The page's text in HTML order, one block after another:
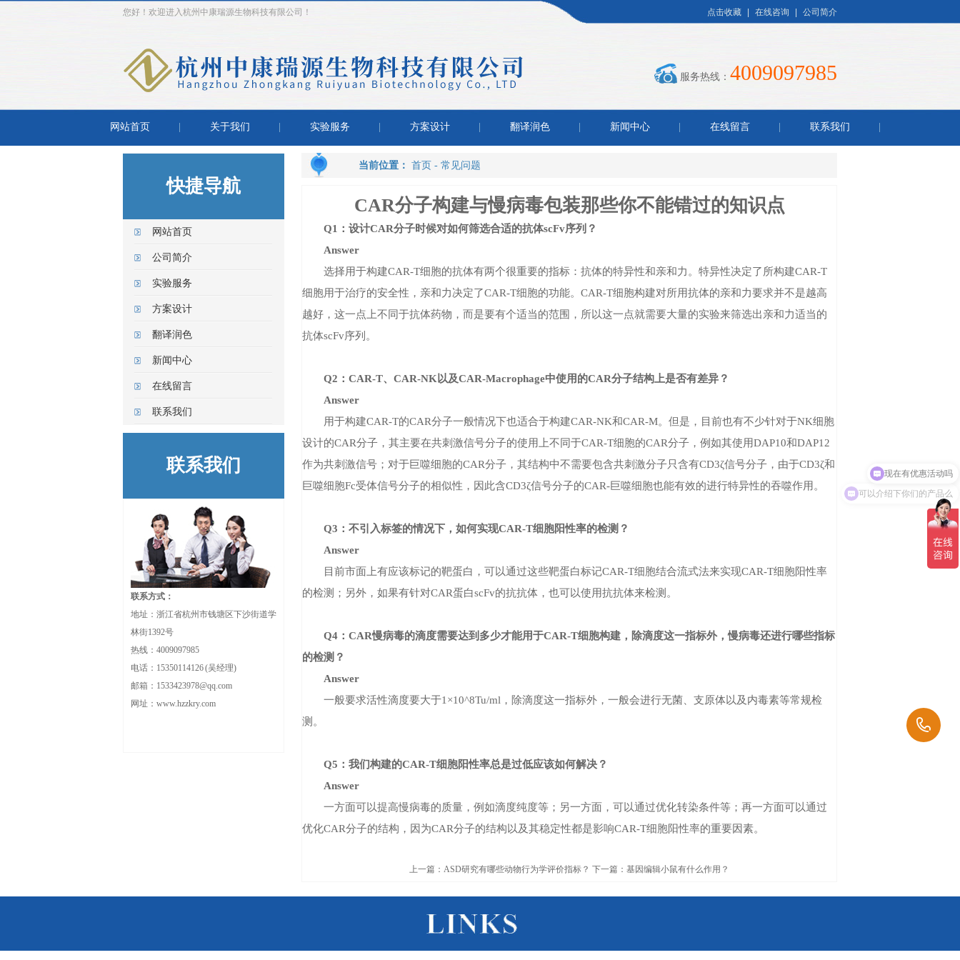
点击收藏 在线咨询 公司简介
您好！欢迎进入杭州中康瑞源生物科技有限公司！
服务热线： 4009097985
网站首页 关于我们 实验服务 方案设计 翻译润色 新闻中心 在线留言 联系我们
快捷导航
网站首页
公司简介
实验服务
方案设计
翻译润色
新闻中心
在线留言
联系我们
联系我们
联系方式：
地址：浙江省杭州市钱塘区下沙街道学
林街1392号
热线：4009097985
电话：15350114126 (吴经理)
邮箱：1533423978@qq.com
网址：www.hzzkry.com
当前位置： 首页 - 常见问题
CAR分子构建与慢病毒包装那些你不能错过的知识点
Q1：设计CAR分子时候对如何筛选合适的抗体scFv序列？
Answer
选择用于构建CAR-T细胞的抗体有两个很重要的指标：抗体的特异性和亲和力。特异性决定了所构建CAR-T
细胞用于治疗的安全性，亲和力决定了CAR-T细胞的功能。CAR-T细胞构建对所用抗体的亲和力要求并不是越高
越好，这一点上不同于抗体药物，而是要有个适当的范围，所以这一点就需要大量的实验来筛选出亲和力适当的
抗体scFv序列。
Q2：CAR-T、CAR-NK以及CAR-Macrophage中使用的CAR分子结构上是否有差异？
Answer
用于构建CAR-T的CAR分子一般情况下也适合于构建CAR-NK和CAR-M。但是，目前也有不少针对于NK细胞
设计的CAR分子，其主要在共刺激信号分子的使用上不同于CAR-T细胞的CAR分子，例如其使用DAP10和DAP12
作为共刺激信号；对于巨噬细胞的CAR分子，其结构中不需要包含共刺激分子只含有CD3ζ信号分子，由于CD3ζ和
巨噬细胞Fc受体信号分子的相似性，因此含CD3ζ信号分子的CAR-巨噬细胞也能有效的进行特异性的吞噬作用。
Q3：不引入标签的情况下，如何实现CAR-T细胞阳性率的检测？
Answer
目前市面上有应该标记的靶蛋白，可以通过这些靶蛋白标记CAR-T细胞结合流式法来实现CAR-T细胞阳性率
的检测；另外，如果有针对CAR蛋白scFv的抗抗体，也可以使用抗抗体来检测。
Q4：CAR慢病毒的滴度需要达到多少才能用于CAR-T细胞构建，除滴度这一指标外，慢病毒还进行哪些指标
的检测？
Answer
一般要求活性滴度要大于1×10^8Tu/ml，除滴度这一指标外，一般会进行无菌、支原体以及内毒素等常规检
测。
Q5：我们构建的CAR-T细胞阳性率总是过低应该如何解决？
Answer
一方面可以提高慢病毒的质量，例如滴度纯度等；另一方面，可以通过优化转染条件等；再一方面可以通过
优化CAR分子的结构，因为CAR分子的结构以及其稳定性都是影响CAR-T细胞阳性率的重要因素。
上一篇：ASD研究有哪些动物行为学评价指标？ 下一篇：基因编辑小鼠有什么作用？